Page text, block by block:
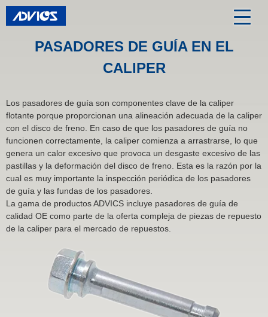
PASADORES DE GUÍA EN EL
CALIPER
Los pasadores de guía son componentes clave de la caliper
flotante porque proporcionan una alineación adecuada de la caliper
con el disco de freno. En caso de que los pasadores de guía no
funcionen correctamente, la caliper comienza a arrastrarse, lo que
genera un calor excesivo que provoca un desgaste excesivo de las
pastillas y la deformación del disco de freno. Esta es la razón por la
cual es muy importante la inspección periódica de los pasadores
de guía y las fundas de los pasadores.
La gama de productos ADVICS incluye pasadores de guía de
calidad OE como parte de la oferta compleja de piezas de repuesto
de la caliper para el mercado de repuestos.